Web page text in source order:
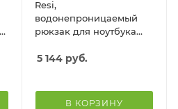
Resi,
водонепроницаемый
рюкзак для ноутбука
5 144 руб.
В КОРЗИНУ